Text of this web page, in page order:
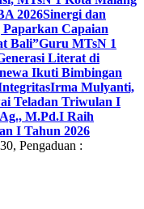
2026Sinergi dan
Capaian
Bali”Guru MTsN 1
Literat di
Ikuti Bimbingan
Irma Mulyanti,
Teladan Triwulan I
M.Pd.I Raih
I Tahun 2026
Pengaduan :